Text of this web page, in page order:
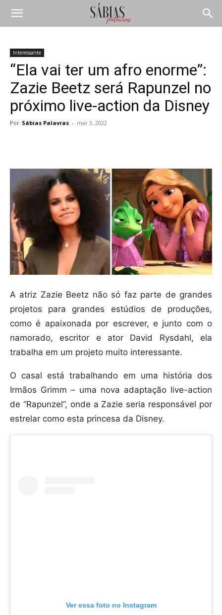
Interessante
“Ela vai ter um afro enorme”:
Zazie Beetz será Rapunzel no
próximo live-action da Disney
Por Sábias Palavras - mar 3, 2022
A atriz Zazie Beetz não só faz parte de grandes
projetos para grandes estúdios de produções,
como é apaixonada por escrever, e junto com o
namorado, escritor e ator David Rysdahl, ela
trabalha em um projeto muito interessante.
O casal está trabalhando em uma história dos
Irmãos Grimm – uma nova adaptação live-action
de “Rapunzel”, onde a Zazie seria responsável por
estrelar como esta princesa da Disney.
Ver essa foto no Instagram